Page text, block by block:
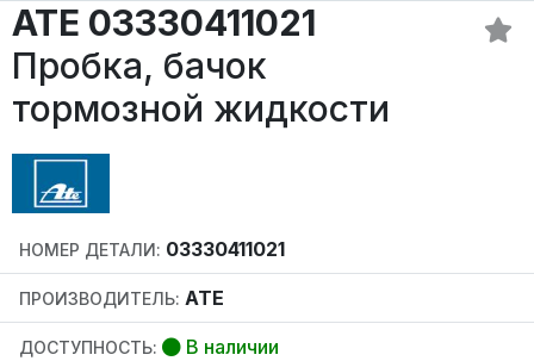
ATE 03330411021
Пробка, бачок
тормозной жидкости
НОМЕР ДЕТАЛИ: 03330411021
ПРОИЗВОДИТЕЛЬ: ATE
ДОСТУПНОСТЬ: В наличии